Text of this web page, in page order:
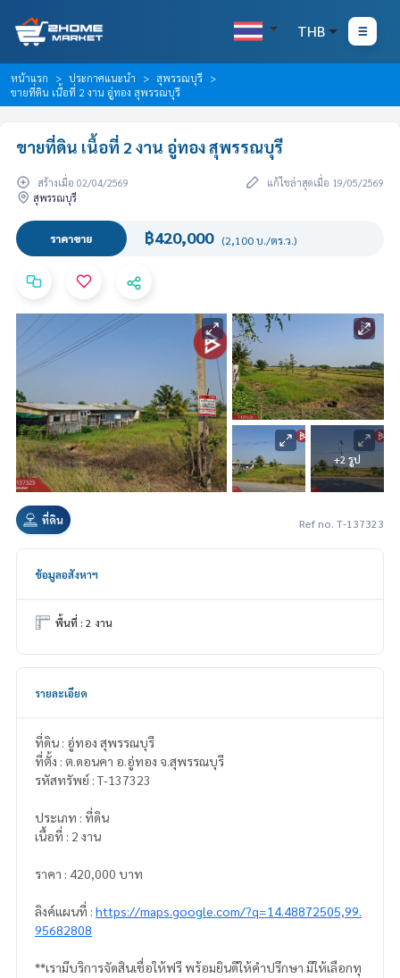
THB
หน้าแรก ประกาศแนะนำ
สุพรรณบุรี
ขายที่ดิน เนื้อที่ 2 งาน อู่ทอง สุพรรณบุรี
ขายที่ดิน เนื้อที่ 2 งาน อู่ทอง สุพรรณบุรี
สร้างเมื่อ 02/04/2569
แก้ไขล่าสุดเมื่อ 19/05/2569
สุพรรณบุรี
ราคาขาย ฿420,000 (2,100 บ./ตร.ว.)
+2 รูป
ที่ดิน Ref no. T-137323
ข้อมูลอสังหาฯ
พื้นที่ : 2 งาน
รายละเอียด
ที่ดิน : อู่ทอง สุพรรณบุรี
ที่ตั้ง : ต.ดอนคา อ.อู่ทอง จ.สุพรรณบุรี
รหัสทรัพย์ : T-137323
ประเภท : ที่ดิน
เนื้อที่ : 2 งาน
ราคา : 420,000 บาท
ลิงค์แผนที่ : https://maps.google.com/?q=14.48872505,99.
95682808
**เรามีบริการจัดสินเชื่อให้ฟรี พร้อมยินดีให้คำปรึกษา มีให้เลือกทุ